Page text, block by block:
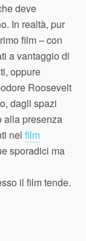
deve
In realtà, pur
film – con
a vantaggio di
oppure
Roosevelt
dagli spazi
alla presenza
nel film
sporadici ma
il film tende.